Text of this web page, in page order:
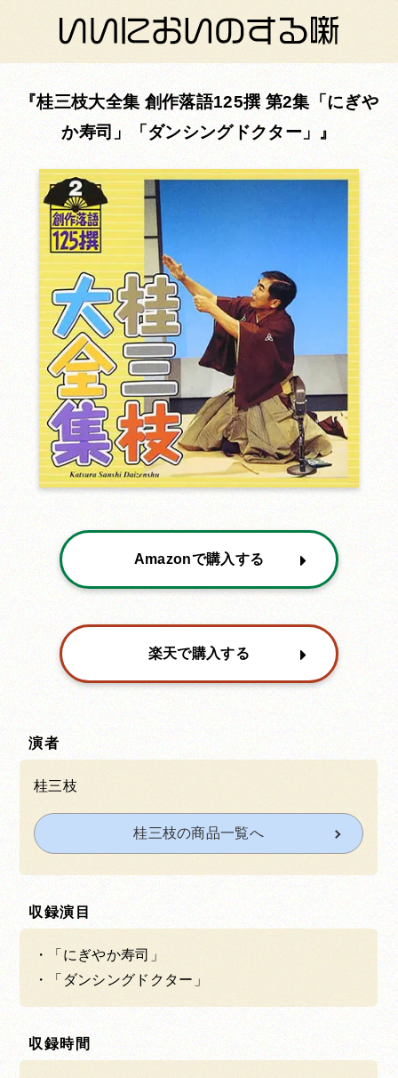
桂三枝大全集 創作落語125撰 第2集「にぎや
か寿司」「ダンシングドクター」
Amazonで購入する
楽天で購入する
演者
桂三枝
桂三枝の商品一覧へ
収録演目
「にぎやか寿司」
「ダンシングドクター」
収録時間